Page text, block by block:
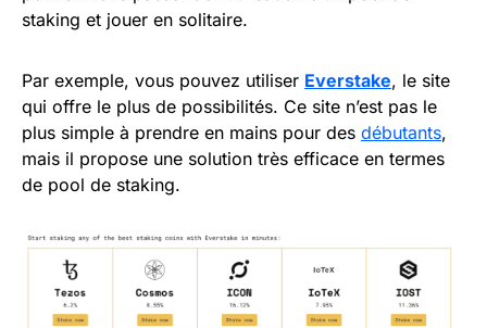
staking et jouer en solitaire.
Par exemple, vous pouvez utiliser Everstake, le site
qui offre le plus de possibilités. Ce site n’est pas le
plus simple à prendre en mains pour des débutants,
mais il propose une solution très efficace en termes
de pool de staking.